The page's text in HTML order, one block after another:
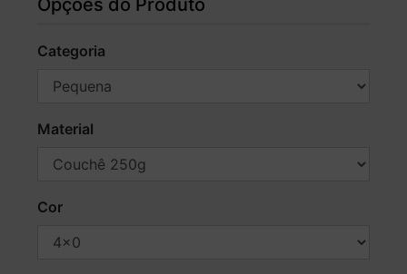
Categoria
Material
Cor